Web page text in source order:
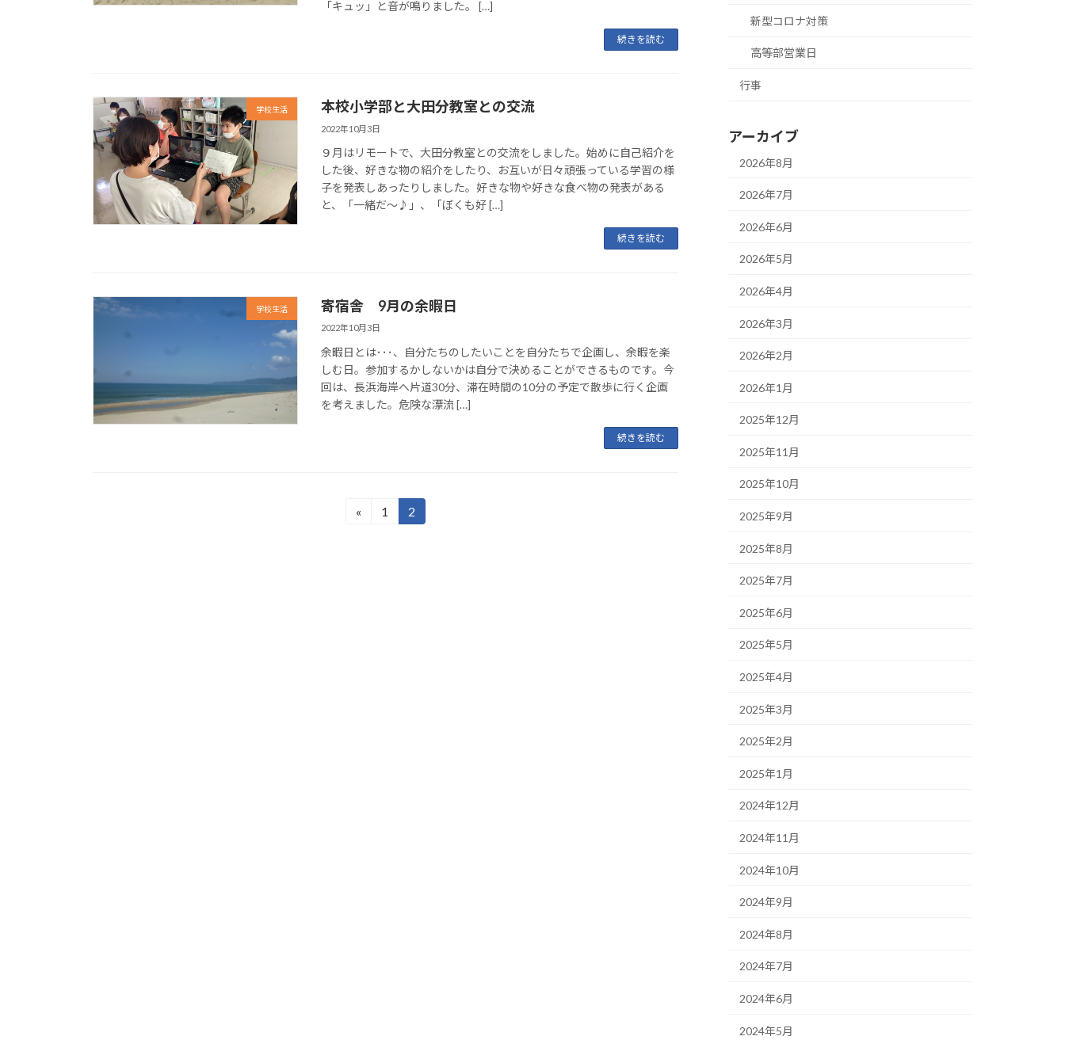
「キュッ」と音が鳴りました。 […]
続きを読む
学校生活 本校小学部と大田分教室との交流
2022年10月3日
９月はリモートで、大田分教室との交流をしました。始めに自己紹介を
した後、好きな物の紹介をしたり、お互いが日々頑張っている学習の様
子を発表しあったりしました。好きな物や好きな食べ物の発表がある
と、「一緒だ～♪」、「ぼくも好 […]
続きを読む
学校生活 寄宿舎 9月の余暇日
2022年10月3日
余暇日とは･･･、自分たちのしたいことを自分たちで企画し、余暇を楽
しむ日。参加するかしないかは自分で決めることができるものです。今
回は、長浜海岸へ片道30分、滞在時間の10分の予定で散歩に行く企画
を考えました。危険な漂流 […]
続きを読む
«
固
1
固
2
新型コロナ対策
高等部営業日
行事
アーカイブ
2026年8月
2026年7月
2026年6月
2026年5月
2026年4月
2026年3月
2026年2月
2026年1月
2025年12月
2025年11月
2025年10月
2025年9月
2025年8月
2025年7月
2025年6月
2025年5月
2025年4月
2025年3月
2025年2月
2025年1月
2024年12月
2024年11月
2024年10月
2024年9月
2024年8月
2024年7月
2024年6月
2024年5月